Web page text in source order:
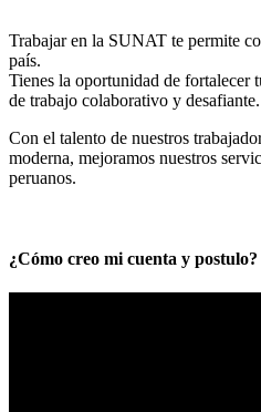
Trabajar en la SUNAT te permite
país.
Tienes la oportunidad de fortalecer
de trabajo colaborativo y desafiante.
Con el talento de nuestros
moderna, mejoramos nuestros
peruanos.
¿Cómo creo mi cuenta y postulo?